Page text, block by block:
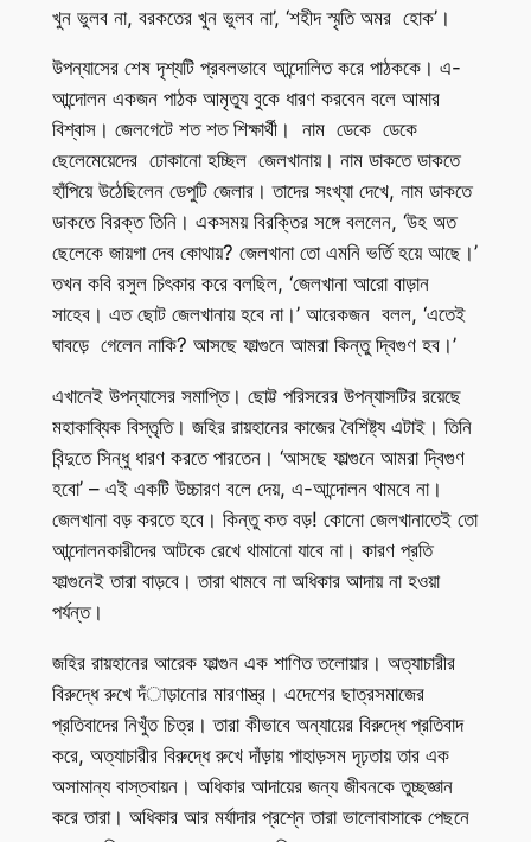
খুন ভুলব না, বরকতের খুন ভুলব না’, ‘শহীদ স্মৃতি অমর হোক’।
উপন্যাসের শেষ দৃশ্যটি প্রবলভাবে আন্দোলিত করে পাঠককে। এ-
আন্দোলন একজন পাঠক আমৃত্যু বুকে ধারণ করবেন বলে আমার
বিশ্বাস। জেলগেটে শত শত শিক্ষার্থী। নাম ডেকে ডেকে
ছেলেমেয়েদের ঢোকানো হচ্ছিল জেলখানায়। নাম ডাকতে ডাকতে
হাঁপিয়ে উঠেছিলেন ডেপুটি জেলার। তাদের সংখ্যা দেখে, নাম ডাকতে
ডাকতে বিরক্ত তিনি। একসময় বিরক্তির সঙ্গে বললেন, ‘উহ অত
ছেলেকে জায়গা দেব কোথায়? জেলখানা তো এমনি ভর্তি হয়ে আছে।’
তখন কবি রসুল চিৎকার করে বলছিল, ‘জেলখানা আরো বাড়ান
সাহেব। এত ছোট জেলখানায় হবে না।’ আরেকজন বলল, ‘এতেই
ঘাবড়ে গেলেন নাকি? আসছে ফাল্গুনে আমরা কিন্তু দ্বিগুণ হব।’
এখানেই উপন্যাসের সমাপ্তি। ছোট্ট পরিসরের উপন্যাসটির রয়েছে
মহাকাব্যিক বিস্তৃতি। জহির রায়হানের কাজের বৈশিষ্ট্য এটাই। তিনি
বিন্দুতে সিন্ধু ধারণ করতে পারতেন। ‘আসছে ফাল্গুনে আমরা দ্বিগুণ
হবো’ – এই একটি উচ্চারণ বলে দেয়, এ-আন্দোলন থামবে না।
জেলখানা বড় করতে হবে। কিন্তু কত বড়! কোনো জেলখানাতেই তো
আন্দোলনকারীদের আটকে রেখে থামানো যাবে না। কারণ প্রতি
ফাল্গুনেই তারা বাড়বে। তারা থামবে না অধিকার আদায় না হওয়া
পর্যন্ত।
জহির রায়হানের আরেক ফাল্গুন এক শাণিত তলোয়ার। অত্যাচারীর
বিরুদ্ধে রুখে দঁাড়ানোর মারণাস্ত্র। এদেশের ছাত্রসমাজের
প্রতিবাদের নিখুঁত চিত্র। তারা কীভাবে অন্যায়ের বিরুদ্ধে প্রতিবাদ
করে, অত্যাচারীর বিরুদ্ধে রুখে দাঁড়ায় পাহাড়সম দৃঢ়তায় তার এক
অসামান্য বাস্তবায়ন। অধিকার আদায়ের জন্য জীবনকে তুচ্ছজ্ঞান
করে তারা। অধিকার আর মর্যাদার প্রশ্নে তারা ভালোবাসাকে পেছনে